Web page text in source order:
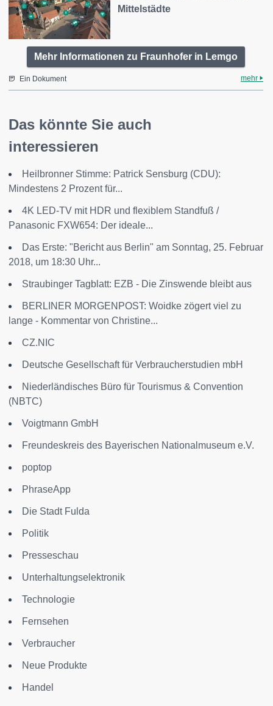
Mittelstädte
Mehr Informationen zu Fraunhofer in Lemgo
Ein Dokument mehr
Das könnte Sie auch
interessieren
Heilbronner Stimme: Patrick Sensburg (CDU):
Mindestens 2 Prozent für...
4K LED-TV mit HDR und flexiblem Standfuß /
Panasonic FXW654: Der ideale...
Das Erste: "Bericht aus Berlin" am Sonntag, 25. Februar
2018, um 18:30 Uhr...
Straubinger Tagblatt: EZB - Die Zinswende bleibt aus
BERLINER MORGENPOST: Woidke zögert viel zu
lange - Kommentar von Christine...
CZ.NIC
Deutsche Gesellschaft für Verbraucherstudien mbH
Niederländisches Büro für Tourismus & Convention
(NBTC)
Voigtmann GmbH
Freundeskreis des Bayerischen Nationalmuseum e.V.
poptop
PhraseApp
Die Stadt Fulda
Politik
Presseschau
Unterhaltungselektronik
Technologie
Fernsehen
Verbraucher
Neue Produkte
Handel